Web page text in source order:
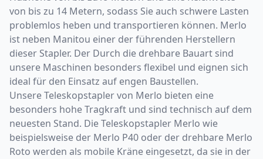
von bis zu 14 Metern, sodass Sie auch schwere Lasten
problemlos heben und transportieren können. Merlo
ist neben Manitou einer der führenden Herstellern
dieser Stapler. Der Durch die drehbare Bauart sind
unsere Maschinen besonders flexibel und eignen sich
ideal für den Einsatz auf engen Baustellen.
Unsere Teleskopstapler von Merlo bieten eine
besonders hohe Tragkraft und sind technisch auf dem
neuesten Stand. Die Teleskopstapler Merlo wie
beispielsweise der Merlo P40 oder der drehbare Merlo
Roto werden als mobile Kräne eingesetzt, da sie in der